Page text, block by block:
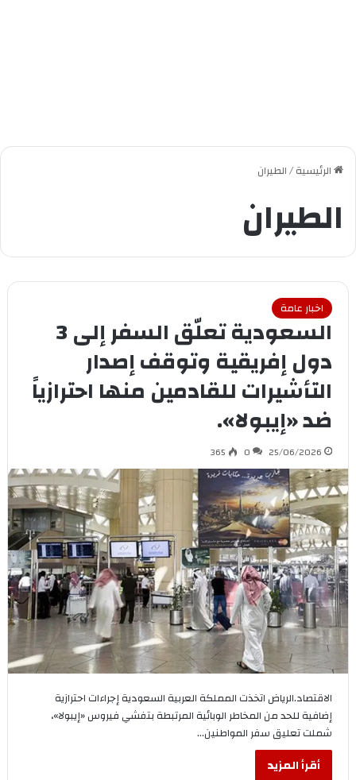
الرئيسية/الطيران
الطيران
اخبار عامة
السعودية تعلّق السفر إلى 3
دول إفريقية وتوقف إصدار
التأشيرات للقادمين منها احترازياً
ضد «إيبولا».
25/06/2026
0
365
الاقتصاد.الرياض اتخذت المملكة العربية السعودية إجراءات احترازية
إضافية للحد من المخاطر الوبائية المرتبطة بتفشي فيروس «إيبولا»،
شملت تعليق سفر المواطنين…
أقرأ المزيد